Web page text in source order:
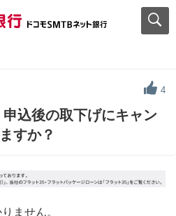
4
申込後の取下げにキャン
すか？
ません。